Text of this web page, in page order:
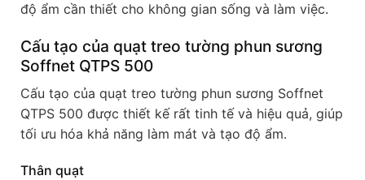
độ ẩm cần thiết cho không gian sống và làm việc.
Cấu tạo của quạt treo tường phun sương
Soffnet QTPS 500
Cấu tạo của quạt treo tường phun sương Soffnet
QTPS 500 được thiết kế rất tinh tế và hiệu quả, giúp
tối ưu hóa khả năng làm mát và tạo độ ẩm.
Thân quạt